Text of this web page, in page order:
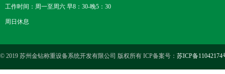
工作时间：周一至周六 早8：30-晚5：30
周日休息
© 2019 苏州金钻称重设备系统开发有限公司 版权所有 ICP备案号： 苏ICP备11042174